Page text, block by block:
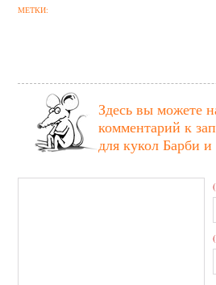
МЕТКИ:
Здесь вы можете
комментарий к
для кукол Барби и